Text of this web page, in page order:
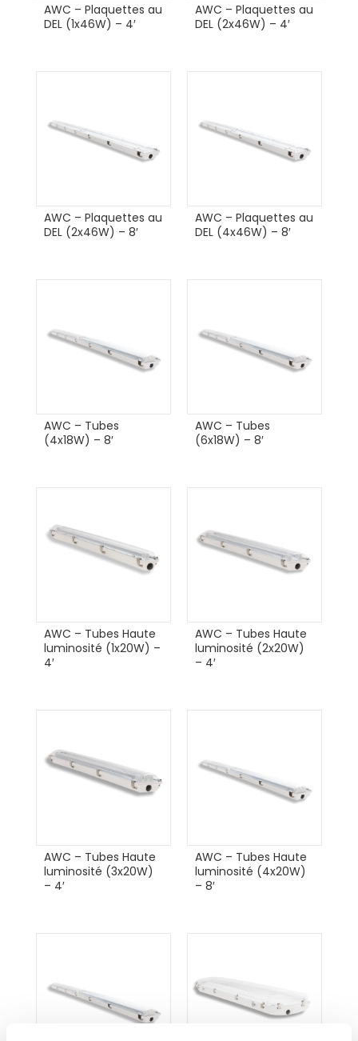
AWC – Plaquettes au
DEL (1x46W) – 4′
AWC – Plaquettes au
DEL (2x46W) – 4′
AWC – Plaquettes au
DEL (2x46W) – 8′
AWC – Plaquettes au
DEL (4x46W) – 8′
AWC – Tubes
(4x18W) – 8′
AWC – Tubes
(6x18W) – 8′
AWC – Tubes Haute
luminosité (1x20W) –
4′
AWC – Tubes Haute
luminosité (2x20W)
– 4′
AWC – Tubes Haute
luminosité (3x20W)
– 4′
AWC – Tubes Haute
luminosité (4x20W)
– 8′